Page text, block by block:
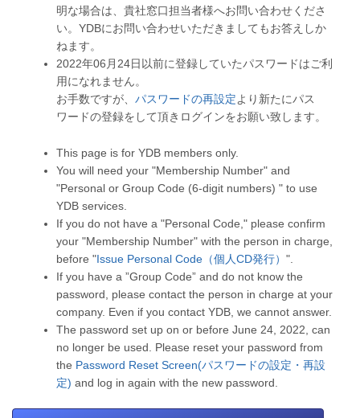
明な場合は、貴社窓口担当者様へお問い合わせくださ
い。YDBにお問い合わせいただきましてもお答えしか
ねます。
2022年06月24日以前に登録していたパスワードはご利
用になれません。
お手数ですが、 パスワードの再設定より新たにパス
ワードの登録をして頂きログインをお願い致します。
This page is for YDB members only.
You will need your "Membership Number" and
"Personal or Group Code (6-digit numbers) " to use
YDB services.
If you do not have a "Personal Code," please confirm
your "Membership Number" with the person in charge,
before "Issue Personal Code（個人CD発行） ".
If you have a ”Group Code” and do not know the
password, please contact the person in charge at your
company. Even if you contact YDB, we cannot answer.
The password set up on or before June 24, 2022, can
no longer be used. Please reset your password from
the Password Reset Screen(パスワードの設定・再設
定) and log in again with the new password.